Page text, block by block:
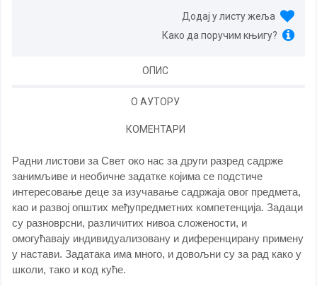
Додај у листу жеља
Како да поручим књигу?
ОПИС
О АУТОРУ
КОМЕНТАРИ
Радни листови за Свет око нас за други разред садрже
занимљиве и необичне задатке којима се подстиче
интересовање деце за изучавање садржаја овог предмета,
као и развој општих међупредметних компетенција. Задаци
су разноврсни, различитих нивоа сложености, и
омогућавају индивидуализовану и диференцирану примену
у настави. Задатака има много, и довољни су за рад како у
школи, тако и код куће.